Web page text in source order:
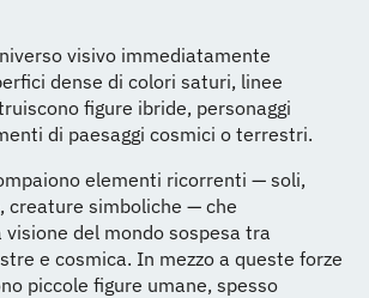
visivo immediatamente
dense di colori saturi, linee
figure ibride, personaggi
di paesaggi cosmici o terrestri.
elementi ricorrenti — soli,
creature simboliche — che
visione del mondo sospesa tra
e cosmica. In mezzo a queste forze
piccole figure umane, spesso